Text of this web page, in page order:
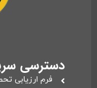
دسترسی
فرم ارزیابی